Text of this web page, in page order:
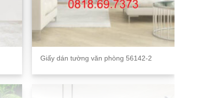
Giấy dán tường văn phòng 56142-2